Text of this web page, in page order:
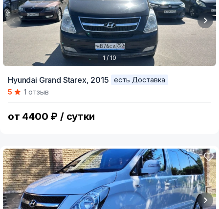
of
1 / 10
Hyundai Grand Starex, 2015
есть Доставка
5
1 отзыв
от 4400 ₽ / сутки